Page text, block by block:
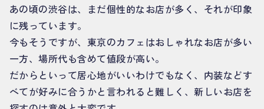
あの頃の渋谷は、まだ個性的なお店が多く、それが印象
に残っています。
今もそうですが、東京のカフェはおしゃれなお店が多い
一方、場所代も含めて値段が高い。
だからといって居心地がいいわけでもなく、内装などす
べてが好みに合うかと言われると難しく、新しいお店を